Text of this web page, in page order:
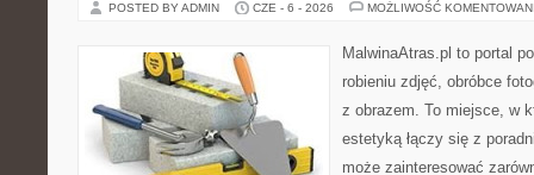
POSTED BY ADMIN CZE - 6 - 2026 MOŻLIWOŚĆ
MalwinaAtras.pl to portal
robieniu zdjęć, obróbce
z obrazem. To miejsce, w
estetyką łączy się z
może zainteresować